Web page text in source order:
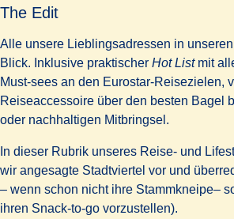
The Edit
Alle unsere Lieblingsadressen in
Blick. Inklusive praktischer Hot Listmit
Must-sees an den Eurostar-Reisezielen,
Reiseaccessoire über den besten Bagel
oder nachhaltigen Mitbringsel.
In dieser Rubrik unseres Reise- und
wir angesagte Stadtviertel vor und
– wenn schon nicht ihre Stammkneipe–
ihren Snack-to-go vorzustellen).